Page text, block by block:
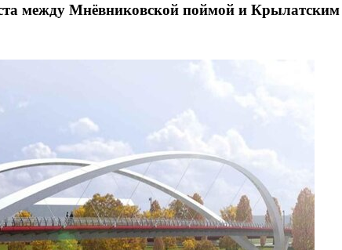
между Мнёвниковской поймой и Крылатским